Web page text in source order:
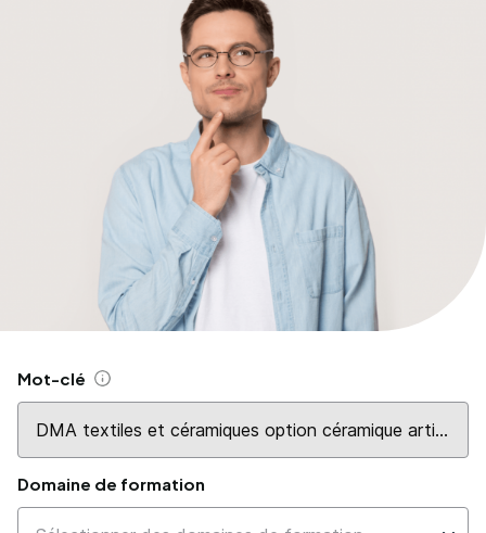
Mot-clé Aide
Domaine de formation